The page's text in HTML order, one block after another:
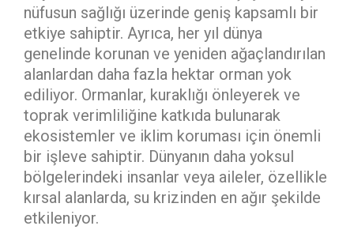
nüfusun sağlığı üzerinde geniş kapsamlı bir
etkiye sahiptir. Ayrıca, her yıl dünya
genelinde korunan ve yeniden ağaçlandırılan
alanlardan daha fazla hektar orman yok
ediliyor. Ormanlar, kuraklığı önleyerek ve
toprak verimliliğine katkıda bulunarak
ekosistemler ve iklim koruması için önemli
bir işleve sahiptir. Dünyanın daha yoksul
bölgelerindeki insanlar veya aileler, özellikle
kırsal alanlarda, su krizinden en ağır şekilde
etkileniyor.